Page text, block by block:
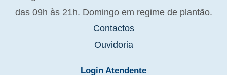
das 09h às 21h. Domingo em regime de plantão.
Contactos
Ouvidoria
Login Atendente